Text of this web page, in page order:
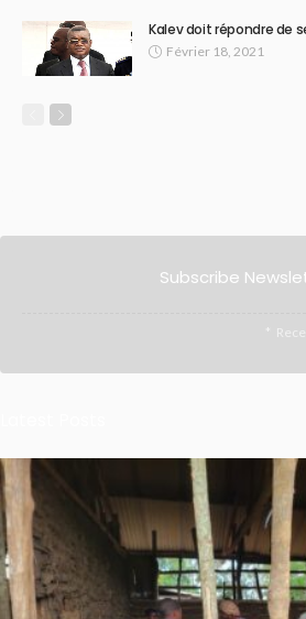
Kalev doit répondre de
Février 18, 2021
Subscribe